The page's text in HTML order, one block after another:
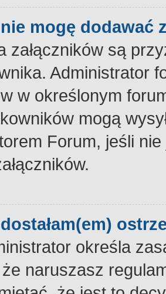
mogę dodawać
załączników są
Administrator
w określonym
mogą
Forum, jeśli
określa
naruszasz